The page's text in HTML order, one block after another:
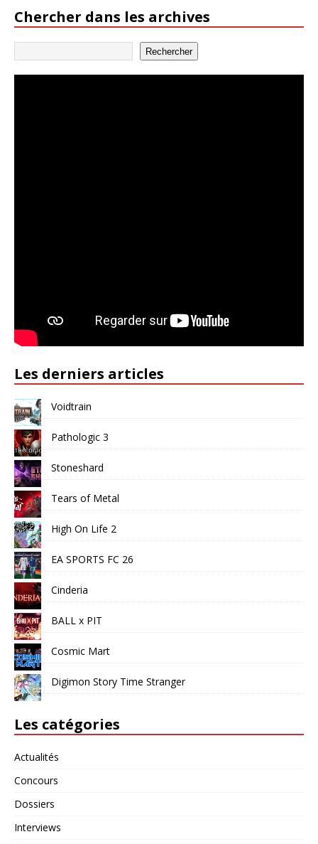
Chercher dans les archives
Rechercher
Les derniers articles
Voidtrain
Pathologic 3
Stoneshard
Tears of Metal
High On Life 2
EA SPORTS FC 26
Cinderia
BALL x PIT
Cosmic Mart
Digimon Story Time Stranger
Les catégories
Actualités
Concours
Dossiers
Interviews